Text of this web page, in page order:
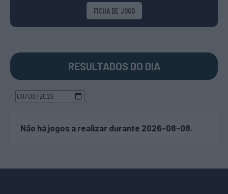
FICHA DE JOGO
RESULTADOS DO DIA
Não há jogos a realizar durante 2026-08-08.